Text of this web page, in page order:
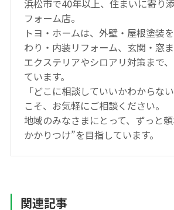
浜松市で40年以上、住まいに寄り
フォーム店。
トヨ・ホームは、外壁・屋根塗装
わり・内装リフォーム、玄関・窓ま
エクステリアやシロアリ対策まで
ています。
「どこに相談していいかわからな
こそ、お気軽にご相談ください。
地域のみなさまにとって、ずっと
かかりつけ”を目指しています。
関連記事